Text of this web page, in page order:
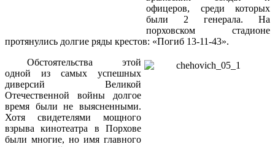
офицеров, среди которых
были 2 генерала. На
порховском стадионе
протянулись долгие ряды крестов: «Погиб 13-11-43».
Обстоятельства этой
одной из самых успешных
диверсий Великой
Отечественной войны долгое
время были не выясненными.
Хотя свидетелями мощного
взрыва кинотеатра в Порхове
были многие, но имя главного